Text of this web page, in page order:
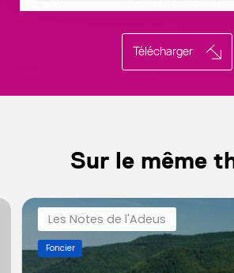
Télécharger
Sur le même
Les Notes de l'Adeus
Foncier